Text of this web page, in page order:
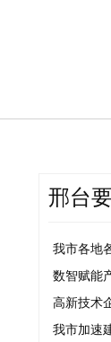
邢台
我市各地
数智赋能
高新技术
我市加速